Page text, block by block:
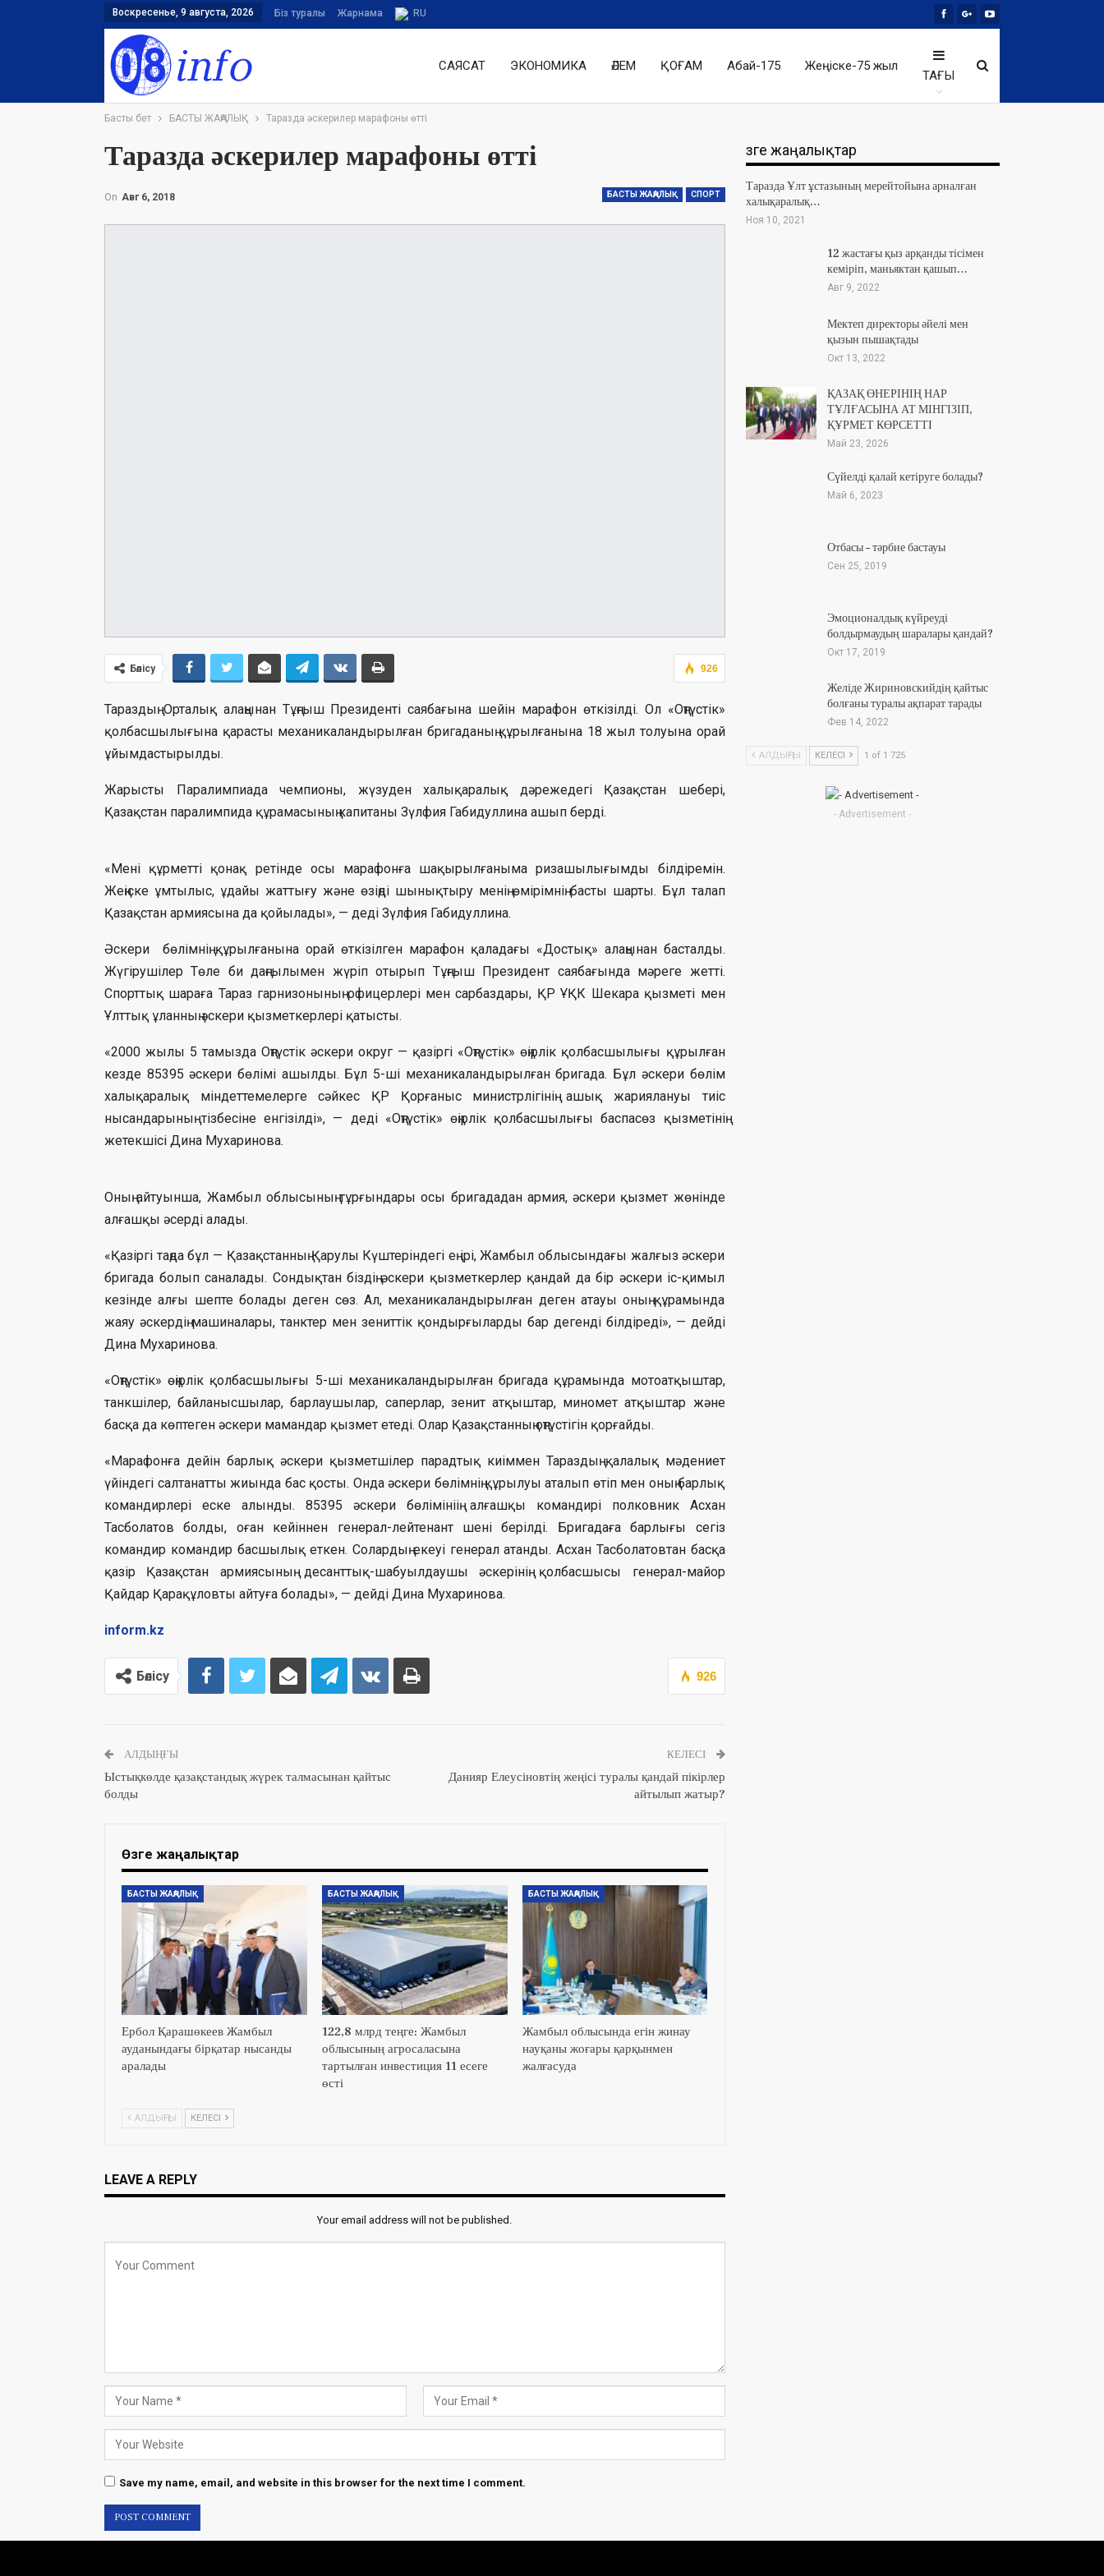
Воскресенье, 9 августа, 2026 Біз туралы Жарнама RU
САЯСАТ ЭКОНОМИКА ӘЛЕМ ҚОҒАМ Абай-175 Жеңіске-75 жыл
ТАҒЫ
Басты бет БАСТЫ ЖАҢАЛЫҚ Таразда әскерилер марафоны өтті
Таразда әскерилер марафоны өтті
БАСТЫ ЖАҢАЛЫҚ СПОРТ
On Авг 6, 2018
926
Бөлісу
Тараздың Орталық алаңынан Тұңғыш Президенті саябағына шейін марафон өткізілді. Ол «Оңтүстік»
қолбасшылығына қарасты механикаландырылған бригаданың құрылғанына 18 жыл толуына орай
ұйымдастырылды.
Жарысты Паралимпиада чемпионы, жүзуден халықаралық дәрежедегі Қазақстан шебері,
Қазақстан паралимпида құрамасының капитаны Зүлфия Габидуллина ашып берді.
«Мені құрметті қонақ ретінде осы марафонға шақырылғаныма ризашылығымды білдіремін.
Жеңіске ұмтылыс, ұдайы жаттығу және өзіңді шынықтыру менің өмірімнің басты шарты. Бұл талап
Қазақстан армиясына да қойылады», — деді Зүлфия Габидуллина.
Әскери бөлімнің құрылғанына орай өткізілген марафон қаладағы «Достық» алаңынан басталды.
Жүгірушілер Төле би даңғылымен жүріп отырып Тұңғыш Президент саябағында мәреге жетті.
Спорттық шараға Тараз гарнизонының офицерлері мен сарбаздары, ҚР ҰҚК Шекара қызметі мен
Ұлттық ұланның әскери қызметкерлері қатысты.
«2000 жылы 5 тамызда Оңтүстік әскери округ — қазіргі «Оңтүстік» өңірлік қолбасшылығы құрылған
кезде 85395 әскери бөлімі ашылды. Бұл 5-ші механикаландырылған бригада. Бұл әскери бөлім
халықаралық міндеттемелерге сәйкес ҚР Қорғаныс министрлігінің ашық жариялануы тиіс
нысандарының тізбесіне енгізілді», — деді «Оңтүстік» өңірлік қолбасшылығы баспасөз қызметінің
жетекшісі Дина Мухаринова.
Оның айтуынша, Жамбыл облысының тұрғындары осы бригададан армия, әскери қызмет жөнінде
алғашқы әсерді алады.
«Қазіргі таңда бұл — Қазақстанның Қарулы Күштеріндегі ең ірі, Жамбыл облысындағы жалғыз әскери
бригада болып саналады. Сондықтан біздің әскери қызметкерлер қандай да бір әскери іс-қимыл
кезінде алғы шепте болады деген сөз. Ал, механикаландырылған деген атауы оның құрамында
жаяу әскердің машиналары, танктер мен зениттік қондырғыларды бар дегенді білдіреді», — дейді
Дина Мухаринова.
«Оңтүстік» өңірлік қолбасшылығы 5-ші механикаландырылған бригада құрамында мотоатқыштар,
танкшілер, байланысшылар, барлаушылар, саперлар, зенит атқыштар, миномет атқыштар және
басқа да көптеген әскери мамандар қызмет етеді. Олар Қазақстанның оңтүстігін қорғайды.
«Марафонға дейін барлық әскери қызметшілер парадтық киіммен Тараздың қалалық мәдениет
үйіндегі салтанатты жиында бас қосты. Онда әскери бөлімнің құрылуы аталып өтіп мен оның барлық
командирлері еске алынды. 85395 әскери бөлімініің алғашқы командирі полковник Асхан
Тасболатов болды, оған кейіннен генерал-лейтенант шені берілді. Бригадаға барлығы сегіз
командир командир басшылық еткен. Солардың екеуі генерал атанды. Асхан Тасболатовтан басқа
қазір Қазақстан армиясының десанттық-шабуылдаушы әскерінің қолбасшысы генерал-майор
Қайдар Қарақұловты айтуға болады», — дейді Дина Мухаринова.
inform.kz
926
Бөлісу
АЛДЫҢҒЫ
Ыстықкөлде қазақстандық жүрек талмасынан қайтыс
болды
КЕЛЕСІ
Данияр Елеусіновтің жеңісі туралы қандай пікірлер
айтылып жатыр?
Өзге жаңалықтар
БАСТЫ ЖАҢАЛЫҚ
Ербол Қарашөкеев Жамбыл
ауданындағы бірқатар нысанды
аралады
БАСТЫ ЖАҢАЛЫҚ
122,8 млрд теңге: Жамбыл
облысының агросаласына
тартылған инвестиция 11 есеге
өсті
БАСТЫ ЖАҢАЛЫҚ
Жамбыл облысында егін жинау
науқаны жоғары қарқынмен
жалғасуда
АЛДЫҢҒЫ КЕЛЕСІ
LEAVE A REPLY
Your email address will not be published.
Save my name, email, and website in this browser for the next time I comment.
Өзге жаңалықтар
Таразда Ұлт ұстазының мерейтойына арналған
халықаралық…
Ноя 10, 2021
12 жастағы қыз арқанды тісімен
кеміріп, маньяктан қашып…
Авг 9, 2022
Мектеп директоры әйелі мен
қызын пышақтады
Окт 13, 2022
ҚАЗАҚ ӨНЕРІНІҢ НАР
ТҰЛҒАСЫНА АТ МІНГІЗІП,
ҚҰРМЕТ КӨРСЕТТІ
Май 23, 2026
Сүйелді қалай кетіруге болады?
Май 6, 2023
Отбасы – тәрбие бастауы
Сен 25, 2019
Эмоционалдық күйреуді
болдырмаудың шаралары қандай?
Окт 17, 2019
Желіде Жириновскийдің қайтыс
болғаны туралы ақпарат тарады
Фев 14, 2022
АЛДЫҢҒЫ КЕЛЕСІ 1 of 1 725
- Advertisement -